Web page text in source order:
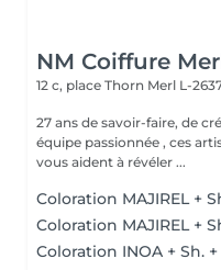
NM Coiffure
12 c, place Thorn Merl L-
27 ans de savoir-faire, de
équipe passionnée , ces artistes du cheveux et de la beauté,
vous aident à révéler ...
Coloration MAJIREL +
Coloration MAJIREL +
Coloration INOA + Sh.